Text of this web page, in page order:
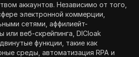
аккаунтов. Независимо от того,
электронной коммерции,
сетями, аффилиейт-
или веб-скрейпинга, DICloak
функции, такие как
среды, автоматизация RPA и